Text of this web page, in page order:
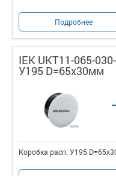
Подробнее
IEK UKT11-065-
У195 D=65х30мм
Коробка расп. У195